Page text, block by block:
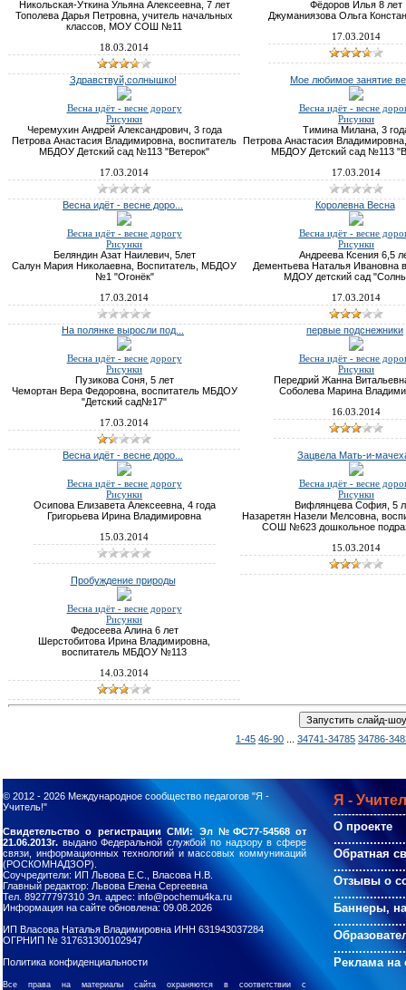
Никольская-Уткина Ульяна Алексеевна, 7 лет
Тополева Дарья Петровна, учитель начальных
классов, МОУ СОШ №11
18.03.2014
Фёдоров Илья 8 лет
Джуманиязова Ольга
17.03.2014
Здравствуй,солнышко!
Весна идёт - весне дорогу
Рисунки
Черемухин Андрей Александрович, 3 года
Петрова Анастасия Владимировна, воспитатель
МБДОУ Детский сад №113 "Ветерок"
17.03.2014
Мое любимое занятие
Весна идёт - весне
Рисунки
Тимина Милана, 3
Петрова Анастасия
МБДОУ Детский сад №113
17.03.2014
Весна идёт - весне доро...
Весна идёт - весне дорогу
Рисунки
Беляндин Азат Наилевич, 5лет
Салун Мария Николаевна, Воспитатель, МБДОУ
№1 "Огонёк"
17.03.2014
Королевна Весна
Весна идёт - весне
Рисунки
Андреева Ксения 6,5
Дементьева Наталья Ивановна
МДОУ детский сад
17.03.2014
На полянке выросли под...
Весна идёт - весне дорогу
Рисунки
Пузикова Соня, 5 лет
Чемортан Вера Федоровна, воспитатель МБДОУ
"Детский сад№17"
17.03.2014
первые подснежники
Весна идёт - весне
Рисунки
Передрий Жанна
Соболева Марина
16.03.2014
Весна идёт - весне доро...
Весна идёт - весне дорогу
Рисунки
Осипова Елизавета Алексеевна, 4 года
Григорьева Ирина Владимировна
15.03.2014
Зацвела Мать-и-
Весна идёт - весне
Рисунки
Вифлянцева София, 5
Назаретян Назели Мелсовна,
СОШ №623 дошкольное
15.03.2014
Пробуждение природы
Весна идёт - весне дорогу
Рисунки
Федосеева Алина 6 лет
Шерстобитова Ирина Владимировна,
воспитатель МБДОУ №113
14.03.2014
1-45 46-90 34741-34785 34786-
© 2012 - 2026 Международное сообщество педагогов "Я -
Учитель!"
Я -
О проекте
Обратная
Отзывы о
Баннеры,
Реклама на
Свидетельство о регистрации СМИ: Эл №ФС77-54568 от
21.06.2013г. выдано Федеральной службой по надзору в сфере
связи, информационных технологий и массовых коммуникаций
(РОСКОМНАДЗОР).
Соучредители: ИП Львова Е.С., Власова Н.В.
Главный редактор: Львова Елена Сергеевна
Тел. 89277797310 Эл. адрес: info@pochemu4ka.ru
Информация на сайте обновлена: 09.08.2026
ИП Власова Наталья Владимировна ИНН 631943037284
ОГРНИП № 317631300102947
Политика конфиденциальности
Все права на материалы сайта охраняются в соответствии с